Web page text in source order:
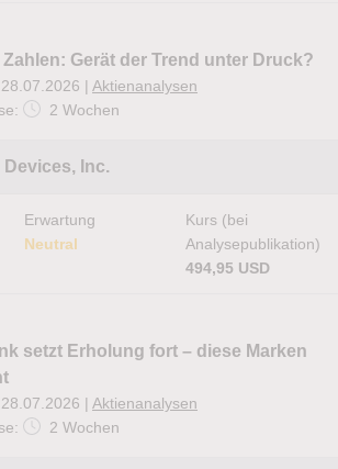
Gerät der Trend unter Druck?
| Aktienanalysen
2 Wochen
Inc.
Erwartung
Neutral
Kurs (bei
Analysepublikation)
494,95 USD
setzt Erholung fort – diese Marken
| Aktienanalysen
2 Wochen